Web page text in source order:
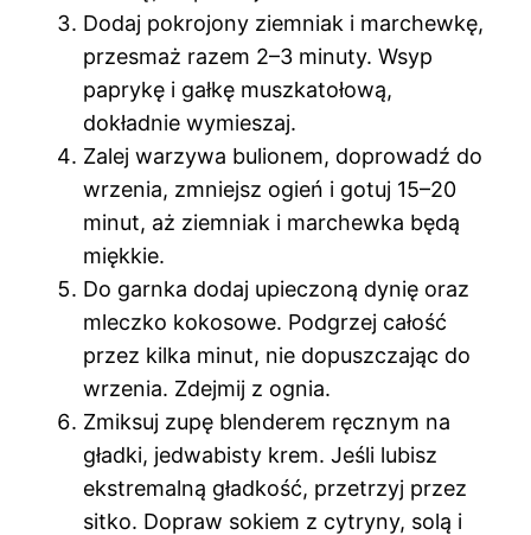
Dodaj pokrojony ziemniak i marchewkę,
przesmaż razem 2–3 minuty. Wsyp
paprykę i gałkę muszkatołową,
dokładnie wymieszaj.
Zalej warzywa bulionem, doprowadź do
wrzenia, zmniejsz ogień i gotuj 15–20
minut, aż ziemniak i marchewka będą
miękkie.
Do garnka dodaj upieczoną dynię oraz
mleczko kokosowe. Podgrzej całość
przez kilka minut, nie dopuszczając do
wrzenia. Zdejmij z ognia.
Zmiksuj zupę blenderem ręcznym na
gładki, jedwabisty krem. Jeśli lubisz
ekstremalną gładkość, przetrzyj przez
sitko. Dopraw sokiem z cytryny, solą i